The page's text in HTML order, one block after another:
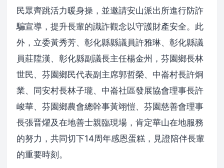
民眾齊跳活力暖身操，並邀請安山派出所進行防詐
騙宣導，提升長輩的識詐觀念以守護財產安全。此
外，立委黃秀芳、彰化縣縣議員許雅琳、彰化縣議
員莊陞漢、彰化縣副議長主任楊金州，芬園鄉長林
世民、芬園鄉民代表副主席郭哲榮、中崙村長許炯
業、同安村長林子瓏、中崙社區發展協會理事長許
峻華、芬園鄉農會總幹事黃翊愷、芬園慈善會理事
長張晋燿及在地善士親臨現場，肯定華山在地服務
的努力，共同切下14周年感恩蛋糕，見證陪伴長輩
的重要時刻。